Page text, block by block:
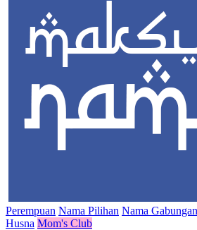
Perempuan Nama Pilihan Nama Gabungan
Husna Mom's Club